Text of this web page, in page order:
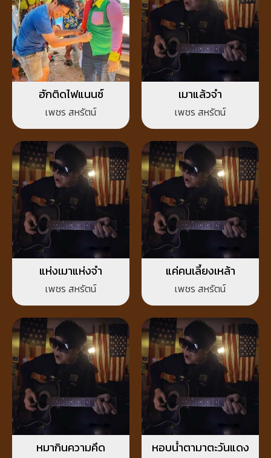
ฮักติดไฟแนนซ์
เพชร สหรัตน์
เมาแล้วจำ
เพชร สหรัตน์
แห่งเมาแห่งจำ
เพชร สหรัตน์
แค่คนเลี้ยงเหล้า
เพชร สหรัตน์
หมากินความคึด หอบน้ำตามาตะวันแดง